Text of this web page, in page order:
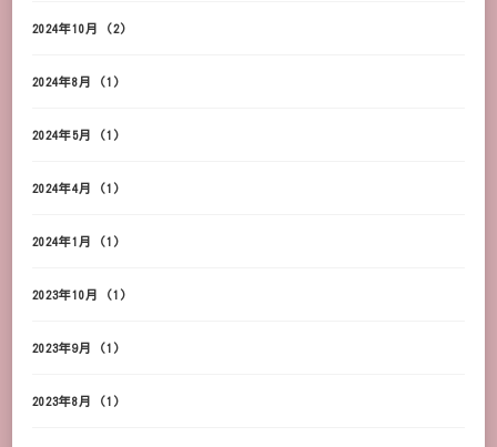
2024年10月 (2)
2024年8月 (1)
2024年5月 (1)
2024年4月 (1)
2024年1月 (1)
2023年10月 (1)
2023年9月 (1)
2023年8月 (1)